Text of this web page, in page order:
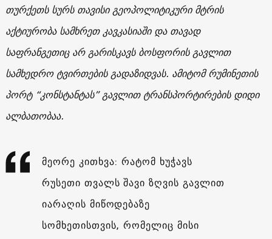
თურქეთს სურს თავისი გეოპოლიტიკური მტრის
აქტიურობა სამხრეთ კავკასიაში და თავად
საფრანგეთიც არ გარისკავს ბოსფორის გავლით
სამხედრო ტვირთების გადაზიდვას. ამიტომ რუმინეთის
პორტ “კონსტანტას” გავლით ტრანსპორტირების დიდი
ალბათობაა.
მეორე კითხვა: რატომ ხუჭავს
რუსეთი თვალს შავი ზღვის გავლით
იარაღის მიწოდებაზე
სომხეთისთვის, რომელიც მისი